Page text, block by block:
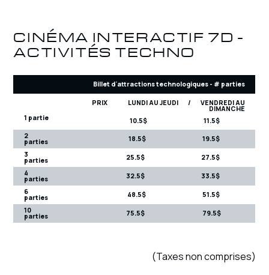
CINÉMA INTERACTIF 7D -
ACTIVITÉS TECHNO
Billet d'attractions technologiques - # parties
1 partie
PRIX LUNDI AU JEUDI / VENDREDI AU
DIMANCHE
10.5$ 11.5$
2
parties
18.5$ 19.5$
3
parties
25.5$ 27.5$
4
parties
32.5$ 33.5$
6
parties
48.5$ 51.5$
10
parties 75.5$ 79.5$
(Taxes non comprises)